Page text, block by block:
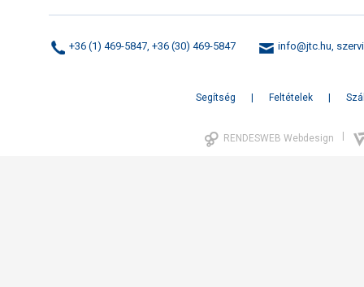
+36 (1) 469-5847, +36 (30) 469-5847 info@jtc.hu,
Segítség Feltételek
RENDESWEB Webdesign